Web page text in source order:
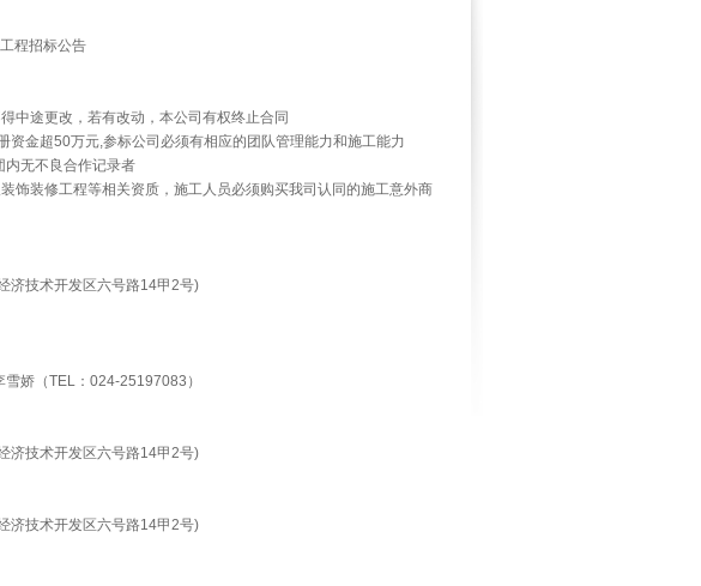
程招标公告
中途更改，若有改动，本公司有权终止合同
资金超50万元,参标公司必须有相应的团队管理能力和施工能力
内无不良合作记录者
饰装修工程等相关资质，施工人员必须购买我司认同的施工意外商
济技术开发区六号路14甲2号)
雪娇（TEL ： 024-25197083 ）
济技术开发区六号路14甲2号)
济技术开发区六号路14甲2号)